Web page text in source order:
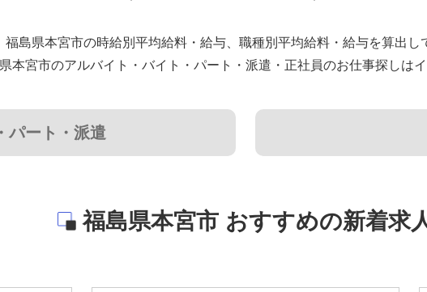
福島県本宮市の時給別平均給料・給与、職種別平均給料・給与を算出し
本宮市のアルバイト・バイト・パート・派遣・正社員のお仕事探しは
パート・派遣
福島県本宮市 おすすめの新着求